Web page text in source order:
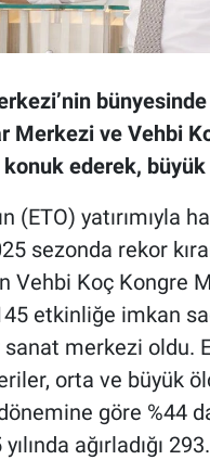
Merkezi ve Vehbi
ederek, büyük
(ETO) yatırımıyla
sezonda rekor
Vehbi Koç Kongre
etkinliğe imkan
merkezi oldu.
orta ve büyük
göre %44
ağırladığı